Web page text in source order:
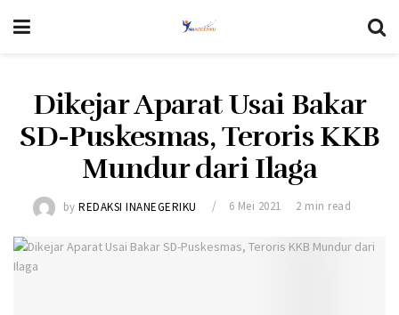
Dikejar Aparat Usai Bakar
SD-Puskesmas, Teroris KKB
Mundur dari Ilaga
by REDAKSI INANEGERIKU 6 Mei 2021 2 min read